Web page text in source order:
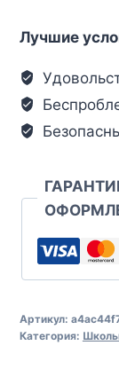
Лучшие
Артикул:
Категория: